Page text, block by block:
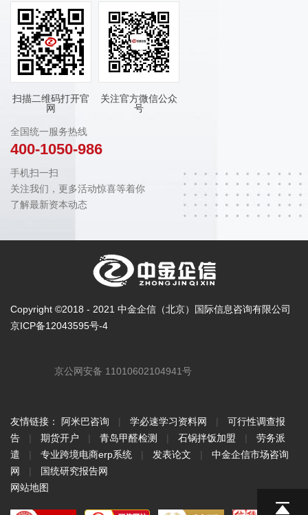
扫描二维码打开官
网
关注官方微信公众
号
全国统一服务热线
400-1050-986
手机扫一扫
关注我们，更多活动惊喜等着你
了解最新资本动态
Copyright ©2018 - 2021 中金企信（北京）国际信息咨询有限公司
京ICP备12043595号-4
京公网安备 11010602104941号
友情链接： 阿米巴咨询 | 学必速学习资料网 |
可行性调查报
告
| 期货开户 | 青岛甲醛检测 | 石锅拌饭加盟 |
劳务派
遣
| 专业跨境电商erp系统 | 发表论文 |
中金企信市场咨询
网
|
国统研究报告网
网站地图